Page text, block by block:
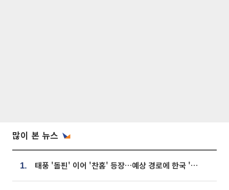
많이 본 뉴스
1. 태풍 '돌핀' 이어 '찬홈' 등장…예상 경로에 한국 '한숨'